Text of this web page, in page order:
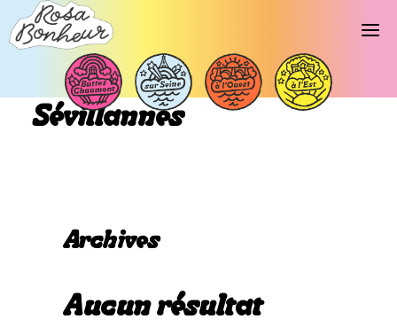
Libellé d’événements :
Sévillannes
Archives
Aucun résultat